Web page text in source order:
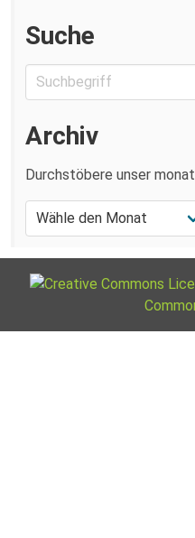
Suche
Archiv
Durchstöbere unser